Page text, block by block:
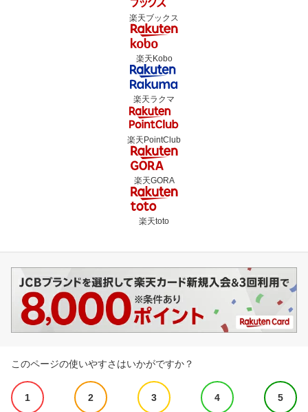
楽天ブックス
楽天Kobo
楽天ラクマ
楽天PointClub
楽天GORA
楽天toto
このページの使いやすさはいかがですか？
1 2 3 4 5